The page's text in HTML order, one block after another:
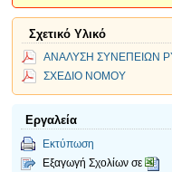
Σχετικό Υλικό
ΑΝΑΛΥΣΗ ΣΥΝΕΠΕΙΩΝ
ΣΧΕΔΙΟ ΝΟΜΟΥ
Εργαλεία
Εκτύπωση
Εξαγωγή Σχολίων σε